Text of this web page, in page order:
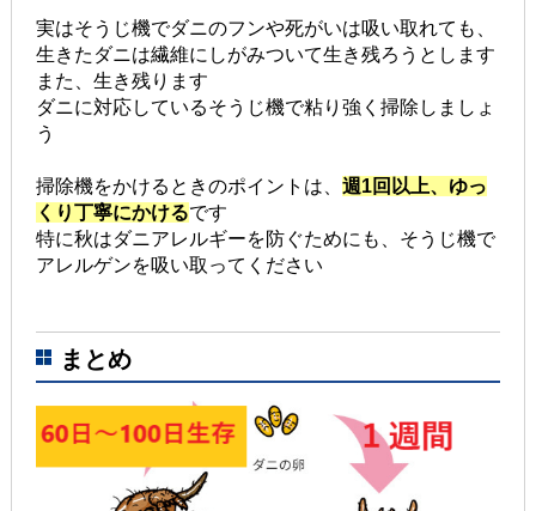
実はそうじ機でダニのフンや死がいは吸い取れても、
生きたダニは繊維にしがみついて生き残ろうとします
また、生き残ります
ダニに対応しているそうじ機で粘り強く掃除しましょ
う
掃除機をかけるときのポイントは、 週1回以上、ゆっ
くり丁寧にかけるです
特に秋はダニアレルギーを防ぐためにも、そうじ機で
アレルゲンを吸い取ってください
まとめ